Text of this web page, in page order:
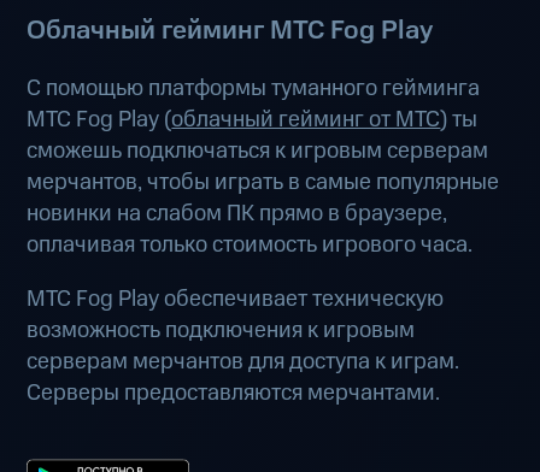
Облачный гейминг МТС Fog Play
С помощью платформы туманного гейминга
МТС Fog Play (облачный гейминг от МТС) ты
сможешь подключаться к игровым серверам
мерчантов, чтобы играть в самые популярные
новинки на слабом ПК прямо в браузере,
оплачивая только стоимость игрового часа.
МТС Fog Play обеспечивает техническую
возможность подключения к игровым
серверам мерчантов для доступа к играм.
Серверы предоставляются мерчантами.